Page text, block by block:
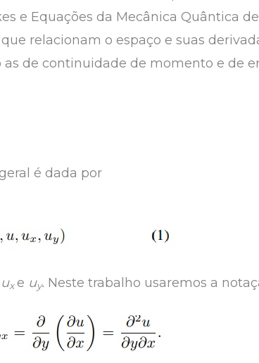
e Equações da Mecânica Quântica de
relacionam o espaço e suas
de continuidade de momento e de
é dada por
x e uy. Neste trabalho usaremos a